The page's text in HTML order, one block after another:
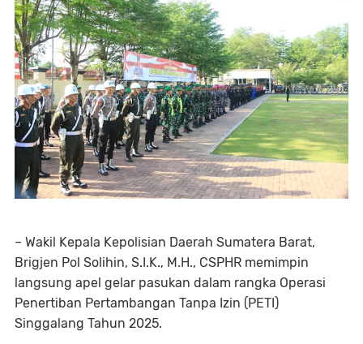
– Wakil Kepala Kepolisian Daerah Sumatera Barat,
Brigjen Pol Solihin, S.I.K., M.H., CSPHR memimpin
langsung apel gelar pasukan dalam rangka Operasi
Penertiban Pertambangan Tanpa Izin (PETI)
Singgalang Tahun 2025.